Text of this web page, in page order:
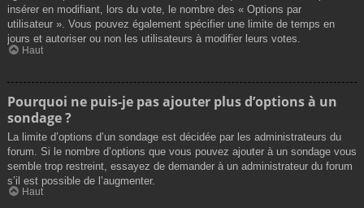
insérer en modifiant, lors du vote, le nombre des « Options par
utilisateur ». Vous pouvez également spécifier une limite de temps en
jours et autoriser ou non les utilisateurs à modifier leurs votes.
Haut
Pourquoi ne puis-je pas ajouter plus d’options à un
sondage ?
La limite d’options d’un sondage est décidée par les administrateurs du
forum. Si le nombre d’options que vous pouvez ajouter à un sondage vous
semble trop restreint, essayez de demander à un administrateur du forum
s’il est possible de l’augmenter.
Haut